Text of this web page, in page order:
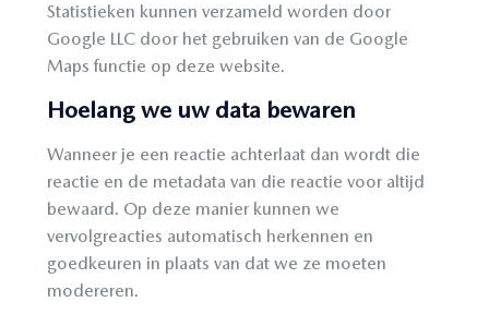
Statistieken kunnen verzameld worden door
Google LLC door het gebruiken van de Google
Maps functie op deze website.
Hoelang we uw data bewaren
Wanneer je een reactie achterlaat dan wordt die
reactie en de metadata van die reactie voor altijd
bewaard. Op deze manier kunnen we
vervolgreacties automatisch herkennen en
goedkeuren in plaats van dat we ze moeten
modereren.